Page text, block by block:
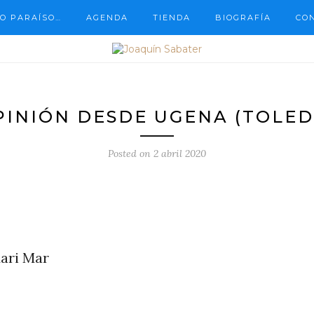
PARAÍSO… AGENDA TIENDA BIOGRAFÍA
DESDE UGENA
Posted on 2 abril 2020
Mar